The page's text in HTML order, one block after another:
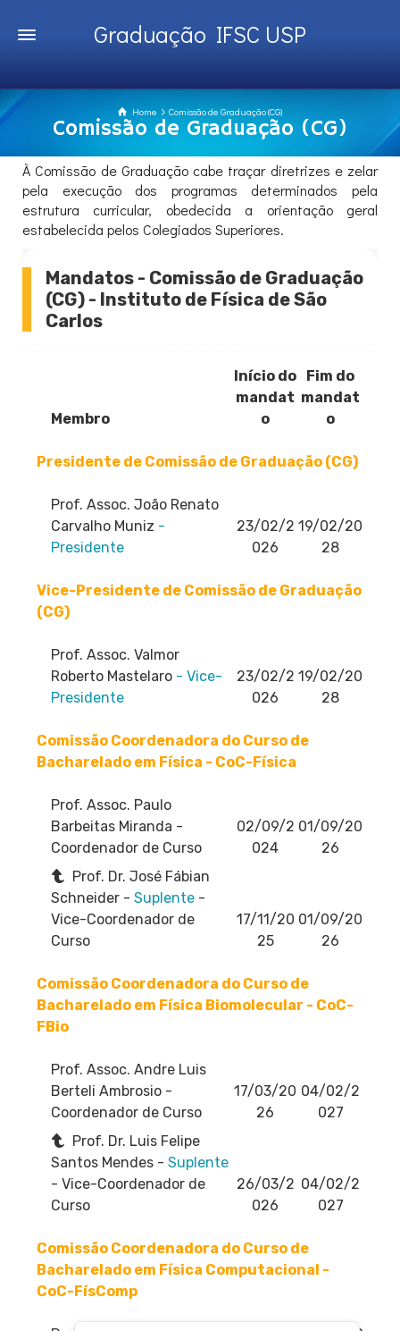
Graduação IFSC USP
Home Comissão de Graduação (CG)
Comissão de Graduação (CG)
À Comissão de Graduação cabe traçar diretrizes e zelar
pela execução dos programas determinados pela
estrutura curricular, obedecida a orientação geral
estabelecida pelos Colegiados Superiores.